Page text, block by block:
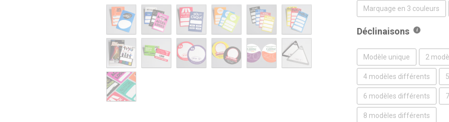
Marquage en 3 couleurs
Déclinaisons
Modèle unique 2
4 modèles différents
6 modèles différents
8 modèles différents